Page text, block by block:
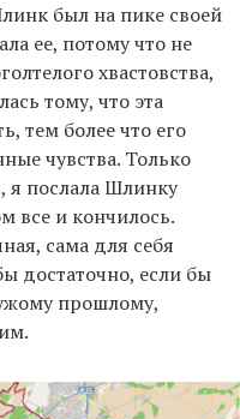
был на пике своей
ее, потому что не
хвастовства,
тому, что эта
тем более что его
чувства. Только
я послала Шлинку
все и кончилось.
сама для себя
достаточно, если бы
прошлому,